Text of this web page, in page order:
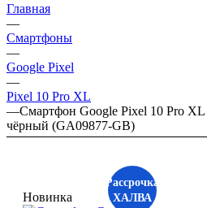
Главная
—
Смартфоны
—
Google Pixel
—
Pixel 10 Pro XL
—Смартфон Google Pixel 10 Pro XL
чёрный (GA09877-GB)
Рассрочка
ХАЛВА
Новинка